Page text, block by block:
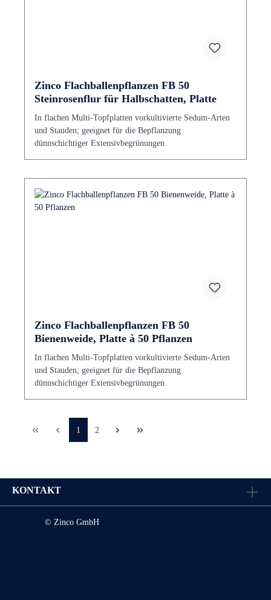
Zinco Flachballenpflanzen FB 50
Steinrosenflur für Halbschatten, Platte
In flachen Multi-Topfplatten vorkultivierte Sedum-Arten
und Stauden; geeignet für die Bepflanzung
dünnschichtiger Extensivbegrünungen.
Zinco Flachballenpflanzen FB 50
Bienenweide, Platte à 50 Pflanzen
In flachen Multi-Topfplatten vorkultivierte Sedum-Arten
und Stauden; geeignet für die Bepflanzung
dünnschichtiger Extensivbegrünungen.
1 2
KONTAKT
© Zinco GmbH